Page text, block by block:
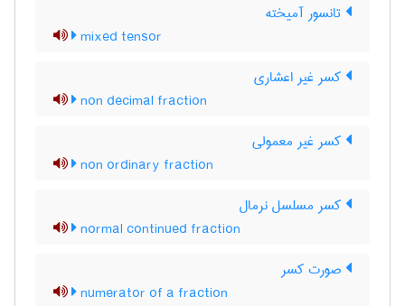
تانسور آمیخته
mixed tensor
کسر غیر اعشاری
non decimal fraction
کسر غیر معمولی
non ordinary fraction
کسر مسلسل نرمال
normal continued fraction
صورت کسر
numerator of a fraction